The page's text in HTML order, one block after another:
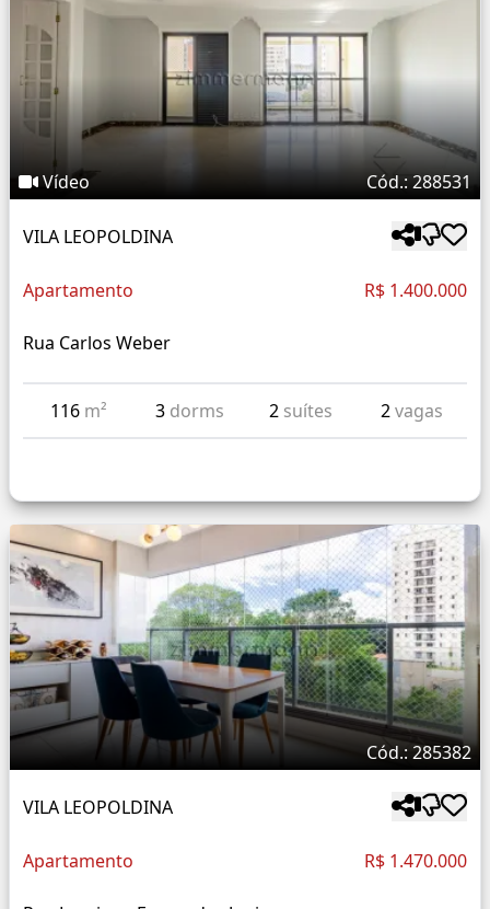
Vídeo Cód.: 288531
VILA LEOPOLDINA
Apartamento R$ 1.400.000
Rua Carlos Weber
116 m² 3 dorms 2 suítes 2vagas
Cód.: 285382
VILA LEOPOLDINA
Apartamento R$ 1.470.000